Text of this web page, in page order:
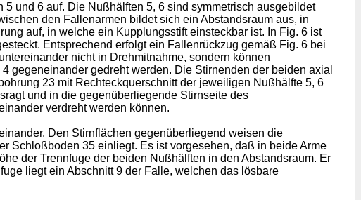
und 6 auf. Die Nußhälften 5, 6 sind symmetrisch ausgebildet
den Fallenarmen bildet sich ein Abstandsraum aus, in
auf, in welche ein Kupplungsstift einsteckbar ist. In Fig. 6 ist
Entsprechend erfolgt ein Fallenrückzug gemäß Fig. 6 bei
nicht in Drehmitnahme, sondern können
gegeneinander gedreht werden. Die Stirnenden der beiden axial
23 mit Rechteckquerschnitt der jeweiligen Nußhälfte 5, 6
und in die gegenüberliegende Stirnseite des
verdreht werden können.
Den Stirnflächen gegenüberliegend weisen die
Schloßboden 35 einliegt. Es ist vorgesehen, daß in beide Arme
der Trennfuge der beiden Nußhälften in den Abstandsraum. Er
liegt ein Abschnitt 9 der Falle, welchen das lösbare